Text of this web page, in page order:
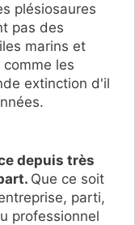
plésiosaures
pas des
marins et
les
extinction d'il
depuis très
Que ce soit
parti,
professionnel